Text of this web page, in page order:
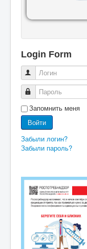
Login Form
Логин
Пароль
Запомнить меня
Войти
Забыли логин?
Забыли пароль?